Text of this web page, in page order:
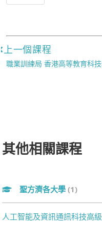
上一個課程
職業訓練局 香港高等教育科
其他相關課程
聖方濟各大學 (1)
人工智能及資訊通訊科技高